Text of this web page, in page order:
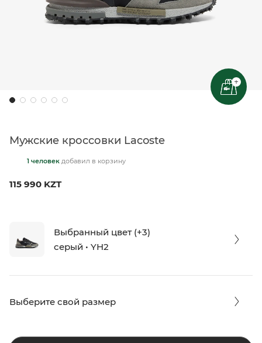
+
Мужские кроссовки Lacoste
1 человек добавил в корзину
115 990 KZT
Выбранный цвет (+3)
серый • YH2
Выберите свой размер